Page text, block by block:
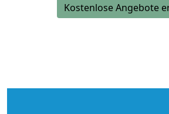
Kostenlose Angebote